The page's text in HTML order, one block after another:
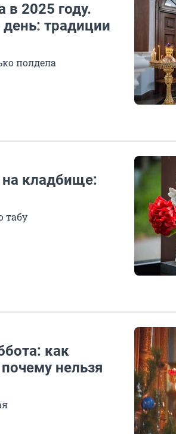
в 2025 году.
день: традиции
полдела
на кладбище:
табу
как
нельзя